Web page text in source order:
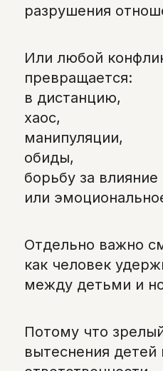
разрушения
Или любой
превращается:
в дистанцию,
хаос,
манипуляции,
обиды,
борьбу за влияние
или
Отдельно важно
как человек
между детьми и
Потому что
вытеснения детей